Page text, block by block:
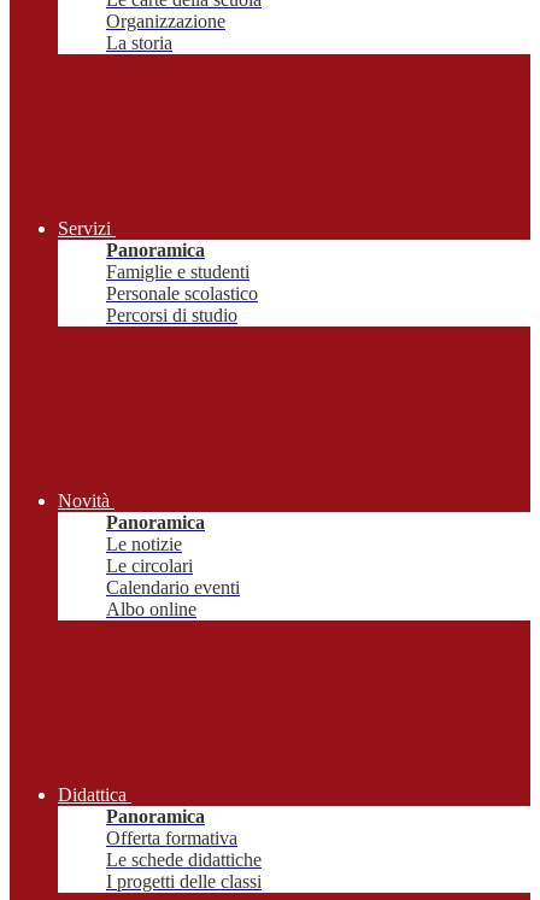
Organizzazione
La storia
Servizi
Panoramica
Famiglie e studenti
Personale scolastico
Percorsi di studio
Novità
Panoramica
Le notizie
Le circolari
Calendario eventi
Albo online
Didattica
Panoramica
Offerta formativa
Le schede didattiche
I progetti delle classi